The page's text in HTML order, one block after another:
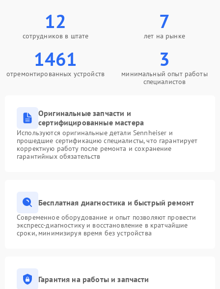
12
сотрудников в штате
7
лет на рынке
1461
отремонтированных устройств
3
минимальный опыт работы
специалистов
Оригинальные запчасти и
сертифицированные мастера
Используются оригинальные детали Sennheiser и
прошедшие сертификацию специалисты, что гарантирует
корректную работу после ремонта и сохранение
гарантийных обязательств
Бесплатная диагностика и быстрый ремонт
Современное оборудование и опыт позволяют провести
экспресс-диагностику и восстановление в кратчайшие
сроки, минимизируя время без устройства
Гарантия на работы и запчасти